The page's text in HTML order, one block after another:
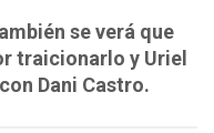
se verá que
traicionarlo y Uriel
Dani Castro.